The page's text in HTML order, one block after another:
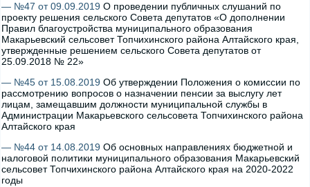
— №47 от 09.09.2019 О проведении публичных слушаний по
проекту решения сельского Совета депутатов «О дополнении
Правил благоустройства муниципального образования
Макарьевский сельсовет Топчихинского района Алтайского края,
утвержденные решением сельского Совета депутатов от
25.09.2018 № 22»
— №45 от 15.08.2019 Об утверждении Положения о комиссии по
рассмотрению вопросов о назначении пенсии за выслугу лет
лицам, замещавшим должности муниципальной службы в
Администрации Макарьевского сельсовета Топчихинского района
Алтайского края
— №44 от 14.08.2019 Об основных направлениях бюджетной и
налоговой политики муниципального образования Макарьевский
сельсовет Топчихинского района Алтайского края на 2020-2022
годы